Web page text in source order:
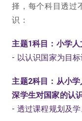
择，每个科目透过
识：
主题1科目：小学
- 以认识国家为目
主题2科目：从小
深学生对国家的认
- 透过课程规划及